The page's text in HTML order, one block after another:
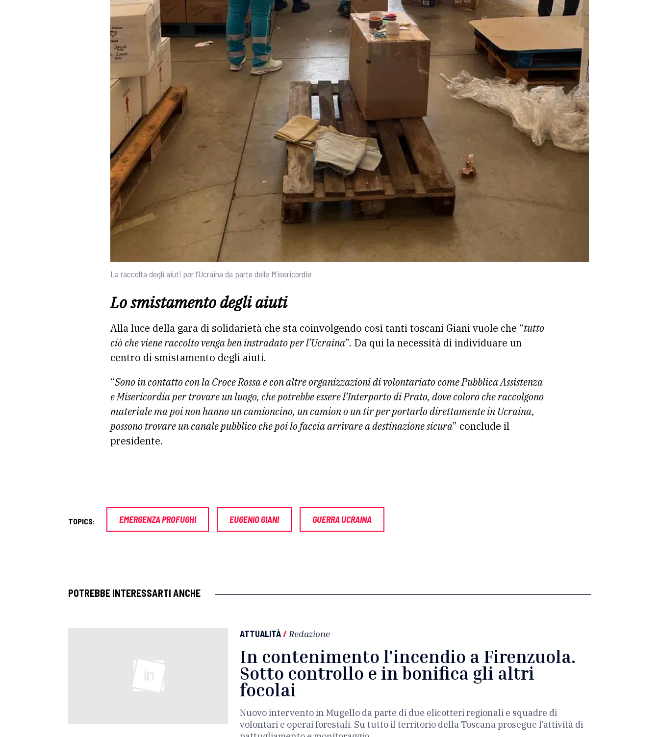
La raccolta degli aiuti per l’Ucraina da parte delle Misericordie
Lo smistamento degli aiuti
Alla luce della gara di solidarietà che sta coinvolgendo così tanti toscani Giani vuole che “tutto
ciò che viene raccolto venga ben instradato per l’Ucraina”. Da qui la necessità di individuare un
centro di smistamento degli aiuti.
“Sono in contatto con la Croce Rossa e con altre organizzazioni di volontariato come Pubblica Assistenza
e Misericordia per trovare un luogo, che potrebbe essere l’Interporto di Prato, dove coloro che raccolgono
materiale ma poi non hanno un camioncino, un camion o un tir per portarlo direttamente in Ucraina,
possono trovare un canale pubblico che poi lo faccia arrivare a destinazione sicura” conclude il
presidente.
TOPICS: EMERGENZA PROFUGHI EUGENIO GIANI GUERRA UCRAINA
POTREBBE INTERESSARTI ANCHE
ATTUALITÀ/ Redazione
In contenimento l'incendio a Firenzuola.
Sotto controllo e in bonifica gli altri
focolai
Nuovo intervento in Mugello da parte di due elicotteri regionali e squadre di
volontari e operai forestali. Su tutto il territorio della Toscana prosegue l’attività di